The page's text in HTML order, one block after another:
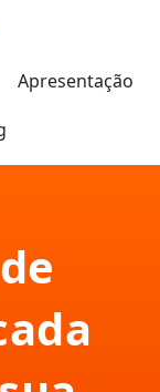
Apresentação